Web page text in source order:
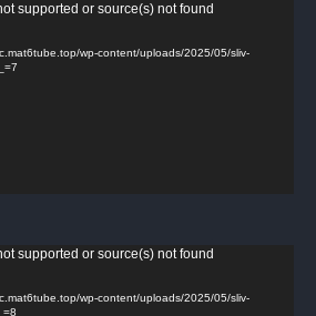
supported or source(s) not found
wp-content/uploads/2025/05/sliv-
supported or source(s) not found
wp-content/uploads/2025/05/sliv-